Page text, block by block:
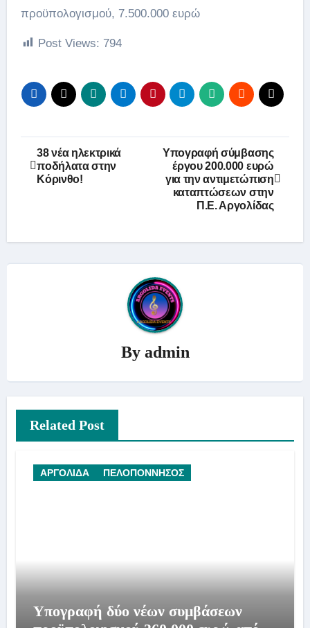
προϋπολογισμού, 7.500.000 ευρώ
Post Views: 794
Πλοήγηση
άρθρων
38 νέα ηλεκτρικά
ποδήλατα στην
Κόρινθο!
Υπογραφή σύμβασης
έργου 200.000 ευρώ
για την αντιμετώπιση
καταπτώσεων στην
Π.Ε. Αργολίδας
By admin
Related Post
ΑΡΓΟΛΙΔΑ ΠΕΛΟΠΟΝΝΗΣΟΣ
Υπογραφή δύο νέων συμβάσεων